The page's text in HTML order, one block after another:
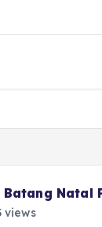
Natal
views